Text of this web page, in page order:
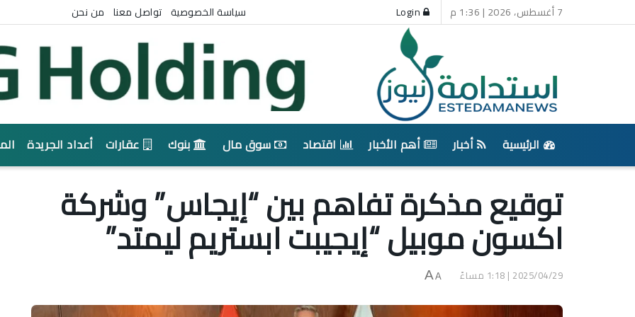
7 أغسطس، 2026 | 1:36 م سياسة الخصوصية تواصل معنا من نحن
الرئيسية أخبار أهم الأخبار اقتصاد سوق مال بنوك عقارات أعداد الجريدة
توقيع مذكرة تفاهم بين “إيجاس” وشركة
اكسون موبيل “إيجيبت ابستريم ليمتد”
2025/04/29 | 1:18 مساءً A
A